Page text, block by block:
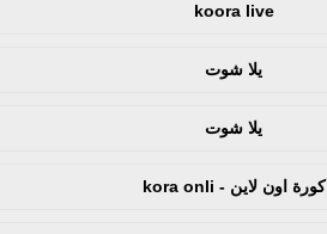
koora live
يلا شوت
يلا شوت
كورة اون لاين - kora onli